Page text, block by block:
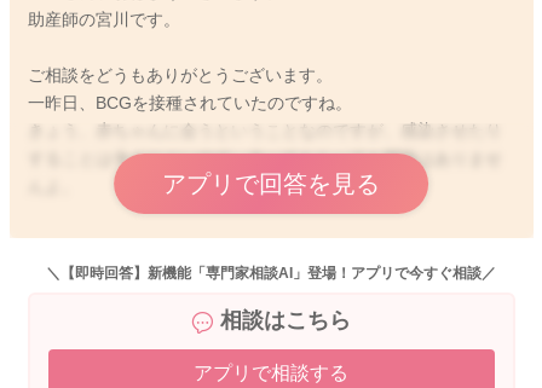
助産師の宮川です。
ご相談をどうもありがとうございます。
一昨日、BCGを接種されていたのですね。
きょう、赤ちゃんに会うということなのですが、感染させたり
することは考えにくいので、会ってもらっても問題はありませ
どうぞよろしくお願いします。
アプリで回答を見る
＼【即時回答】新機能「専門家相談AI」登場！アプリで今すぐ相談／
相談はこちら
アプリで相談する